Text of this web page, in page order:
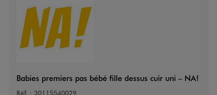
Babies premiers pas bébé fille dessus cuir uni – NA!
Réf. : 30115540029